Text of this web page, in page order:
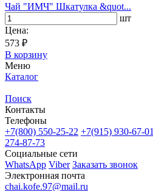
Чай "ИМЧ" Шкатулка &quot...
шт
Цена:
573 ₽
В корзину
Меню
Каталог
Поиск
Контакты
Телефоны
+7(800) 550-25-22 +7(915) 930-67-01
274-87-73
Социальные сети
WhatsApp Viber Заказать звонок
Электронная почта
chai.kofe.97@mail.ru